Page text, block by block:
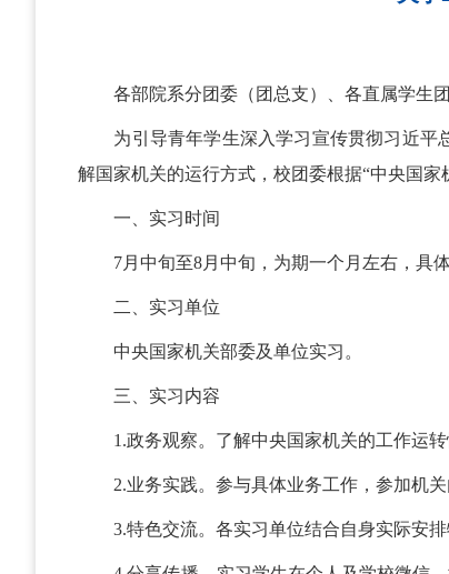
各部院系分团委（团总支）、各直属学生团
为引导青年学生深入学习宣传贯彻习近平
解国家机关的运行方式，校团委根据“中央国家
一、实习时间
7月中旬至8月中旬，为期一个月左右，具
二、实习单位
中央国家机关部委及单位实习。
三、实习内容
1.政务观察。了解中央国家机关的工作运
2.业务实践。参与具体业务工作，参加机
3.特色交流。各实习单位结合自身实际安排